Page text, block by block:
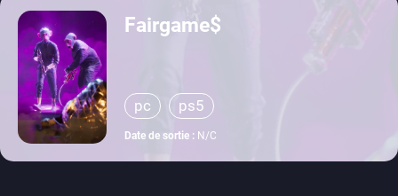
Fairgame$
pc ps5
Date de sortie : N/C